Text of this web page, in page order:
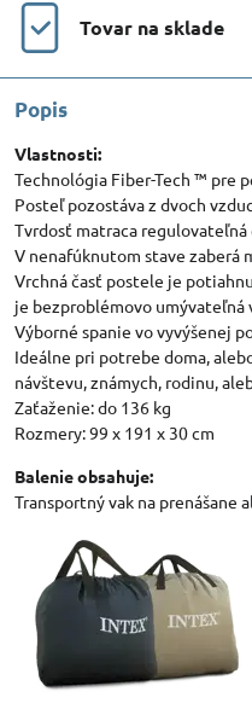
Tovar na sklade
Popis
Vlastnosti:
Technológia Fiber-Tech ™ pre
Posteľ pozostáva z dvoch
Tvrdosť matraca regulovateľná
V nenafúknutom stave zaberá
Vrchná časť postele je
je bezproblémovo umývateľná
Výborné spanie vo vyvýšenej
Ideálne pri potrebe doma,
návštevu, známych, rodinu,
Zaťaženie: do 136 kg
Rozmery: 99 x 191 x 30 cm
Balenie obsahuje:
Transportný vak na prenášane